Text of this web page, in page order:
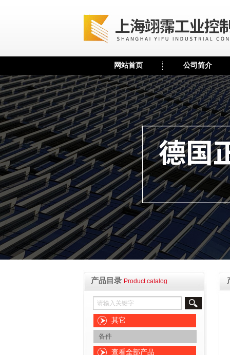
网站首页 公司简介
产品目录 Product catalog
其它
备件
查看全部产品